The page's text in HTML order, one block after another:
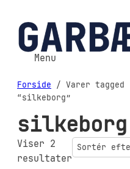
til
indhold
Menu
Forside / Varer tagged
“silkeborg”
silkeborg
Viser 2
resultaterSorteret